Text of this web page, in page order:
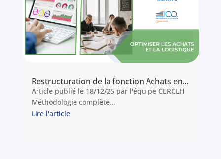
Restructuration de la fonction Achats en établissement de santé : Retour d’expérience de l’Institut Paoli Calmettes
Article publié le 18/12/25 par l'équipe CERCLH
Méthodologie complète...
Lire l'article